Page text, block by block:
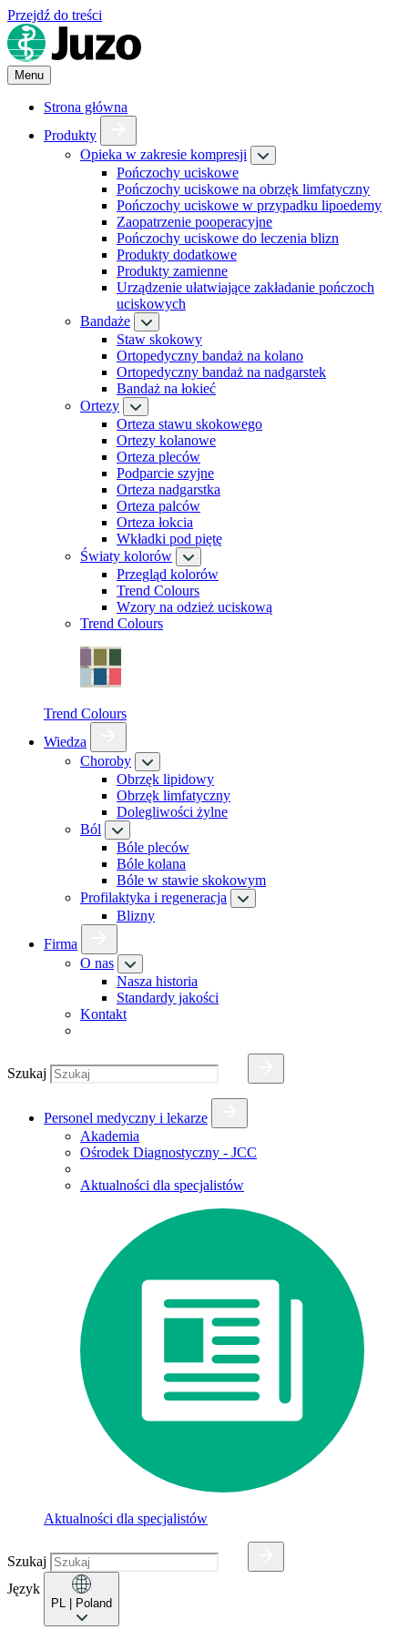
Przejdź do treści
Menu
Strona główna
Produkty
Opieka w zakresie kompresji
Pończochy uciskowe
Pończochy uciskowe na obrzęk limfatyczny
Pończochy uciskowe w przypadku lipoedemy
Zaopatrzenie pooperacyjne
Pończochy uciskowe do leczenia blizn
Produkty dodatkowe
Produkty zamienne
Urządzenie ułatwiające zakładanie pończoch
uciskowych
Bandaże
Staw skokowy
Ortopedyczny bandaż na kolano
Ortopedyczny bandaż na nadgarstek
Bandaż na łokieć
Ortezy
Orteza stawu skokowego
Ortezy kolanowe
Orteza pleców
Podparcie szyjne
Orteza nadgarstka
Orteza palców
Orteza łokcia
Wkładki pod piętę
Światy kolorów
Przegląd kolorów
Trend Colours
Wzory na odzież uciskową
Trend Colours
Trend Colours
Wiedza
Choroby
Obrzęk lipidowy
Obrzęk limfatyczny
Dolegliwości żylne
Ból
Bóle pleców
Bóle kolana
Bóle w stawie skokowym
Profilaktyka i regeneracja
Blizny
Firma
O nas
Nasza historia
Standardy jakości
Kontakt
Szukaj
Personel medyczny i lekarze
Akademia
Ośrodek Diagnostyczny - JCC
Aktualności dla specjalistów
Aktualności dla specjalistów
Szukaj
Język
PL | Poland